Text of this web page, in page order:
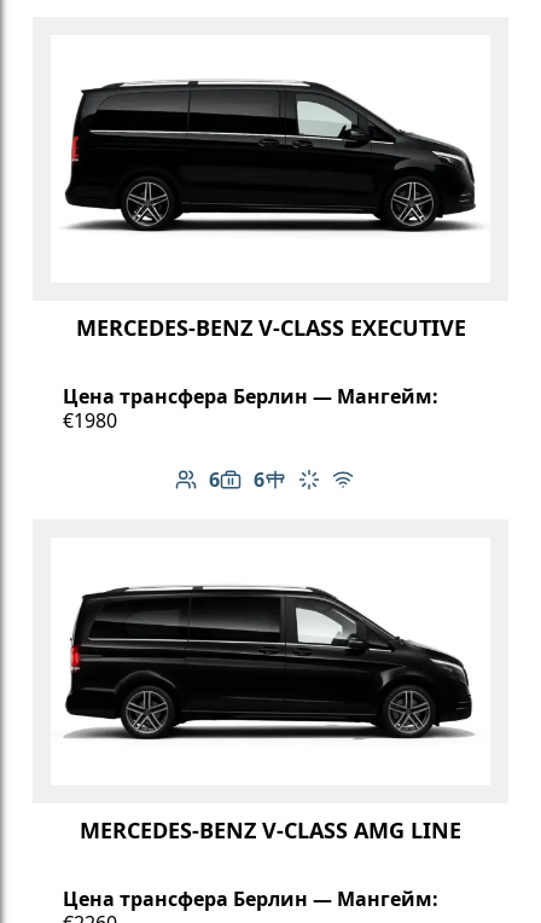
MERCEDES-BENZ V-CLASS EXECUTIVE
Цена трансфера Берлин — Мангейм:
€1980
6
Количество пассажиров: 6
6
Вместимость багажа: 6
Стол в салоне
Климат-контроль
Бесплатный Wi-Fi
MERCEDES-BENZ V-CLASS AMG LINE
Цена трансфера Берлин — Мангейм: